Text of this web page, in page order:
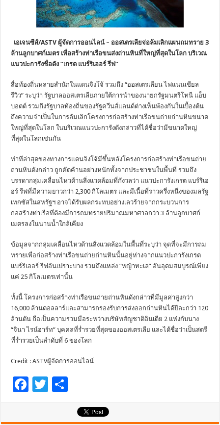
เอเจนซีส์/ASTV ผู้จัดการออนไลน์ – ออสเตรเลียจ่อล้มเลิกแผนถมทราย 3
ล้านลูกบาศก์เมตร เพื่อสร้างท่าเรือขนส่งถ่านหินที่ใหญ่ที่สุดในโลก บริเวณ
แนวปะการังชื่อดัง “เกรต แบร์ริเออร์ รีฟ”
สื่อท้องถิ่นหลายสำนักในแดนจิงโจ้ รวมถึง “ออสเตรเลียน ไฟแนนเชียล
รีวิว” ระบุว่า รัฐบาลออสเตรเลียภายใต้การนำของนายกรัฐมนตรีโทนี แอ็บ
บอตต์ รวมถึงรัฐบาลท้องถิ่นของรัฐควีนส์แลนด์ต่างเห็นพ้องกันในเบื้องต้น
ถึงความจำเป็นในการล้มเลิกโครงการก่อสร้างท่าเรือขนถ่ายถ่านหินขนาด
ใหญ่ที่สุดในโลก ในบริเวณแนวปะการังดังกล่าวที่ได้ชื่อว่ามีขนาดใหญ่
ที่สุดในโลกเช่นกัน
ท่าทีล่าสุดของทางการแดนจิงโจ้มีขึ้นหลังโครงการก่อสร้างท่าเรือขนถ่าย
ถ่านหินดังกล่าว ถูกคัดค้านอย่างหนักทั้งจากประชาชนในพื้นที่ รวมถึง
บรรดากลุ่มเคลื่อนไหวด้านสิ่งแวดล้อมที่กังวลว่า แนวปะการังเกรต แบร์ริเอ
อร์ รีฟที่มีความยาวกว่า 2,300 กิโลเมตร และมีเนื้อที่ราวครึ่งหนึ่งของมลรัฐ
เทกซัสในสหรัฐฯ อาจได้รับผลกระทบอย่างเลวร้ายจากกระบวนการ
ก่อสร้างท่าเรือที่ต้องมีการถมทรายปริมาณมหาศาลกว่า 3 ล้านลูกบาศก์
เมตรลงในน่านน้ำใกล้เคียง
ข้อมูลจากกลุ่มเคลื่อนไหวด้านสิ่งแวดล้อมในพื้นที่ระบุว่า จุดที่จะมีการถม
ทรายเพื่อก่อสร้างท่าเรือขนถ่ายถ่านหินนั้นอยู่ห่างจากแนวปะการังเกรต
แบร์ริเออร์ รีฟอันเปราะบาง รวมถึงแหล่ง “หญ้าทะเล” อันอุดมสมบูรณ์เพียง
แค่ 25 กิโลเมตรเท่านั้น
ทั้งนี้ โครงการก่อสร้างท่าเรือขนถ่ายถ่านหินดังกล่าวที่มีมูลค่าสูงกว่า
16,000 ล้านดอลลาร์และสามารถรองรับการส่งออกถ่านหินได้ปีละกว่า 120
ล้านตัน ถือเป็นความร่วมมือระหว่างบริษัทสัญชาติอินเดีย 2 แห่งกับนาง
“จินา ไรน์ฮาร์ท” บุคคลที่ร่ำรวยที่สุดของออสเตรเลีย และได้ชื่อว่าเป็นสตรี
ที่ร่ำรวยเป็นลำดับที่ 6 ของโลก
Credit : ASTVผู้จัดการออนไลน์
F
T
ar